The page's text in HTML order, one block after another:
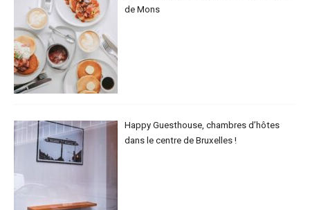
de Mons
Happy Guesthouse, chambres d’hôtes
dans le centre de Bruxelles !